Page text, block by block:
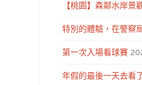
【桃園】森鄰水岸景
特別的體驗，在警察
第一次入場看球賽
年假的最後一天去看